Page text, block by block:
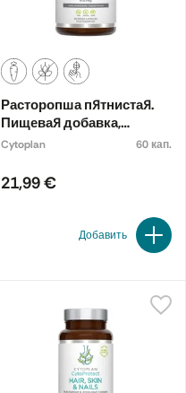
Расторопша пятнистая.
Пищевая добавка,
органическая
Cytoplan 60 кап.
21,99 €
Добавить